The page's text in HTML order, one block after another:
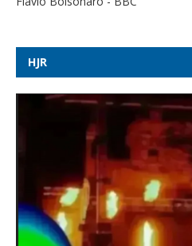
Saiba quais Estados serão
Poder360
Ex-governador Mauro Mendes e
alvo de operação da PF que
Piloto ironizou falhas antes de
avião a 'fusquinha' - Correio
HJR